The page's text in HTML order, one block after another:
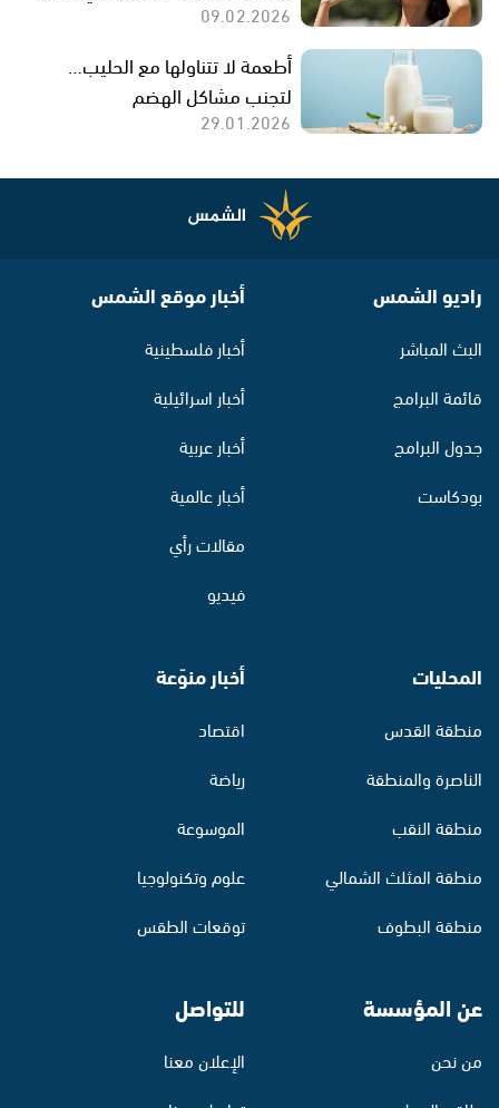
09.02.2026
أطعمة لا تتناولها مع الحليب…
لتجنب مشاكل الهضم
29.01.2026
راديو الشمس
البث المباشر
قائمة البرامج
جدول البرامج
بودكاست
أخبار موقع الشمس
أخبار فلسطينية
أخبار اسرائيلية
أخبار عربية
أخبار عالمية
مقالات رأي
فيديو
المحليات
منطقة القدس
الناصرة والمنطقة
منطقة النقب
منطقة المثلث الشمالي
منطقة البطوف
أخبار منوّعة
اقتصاد
رياضة
الموسوعة
علوم وتكنولوجيا
توقعات الطقس
عن المؤسسة
من نحن
للتواصل
الإعلان معنا